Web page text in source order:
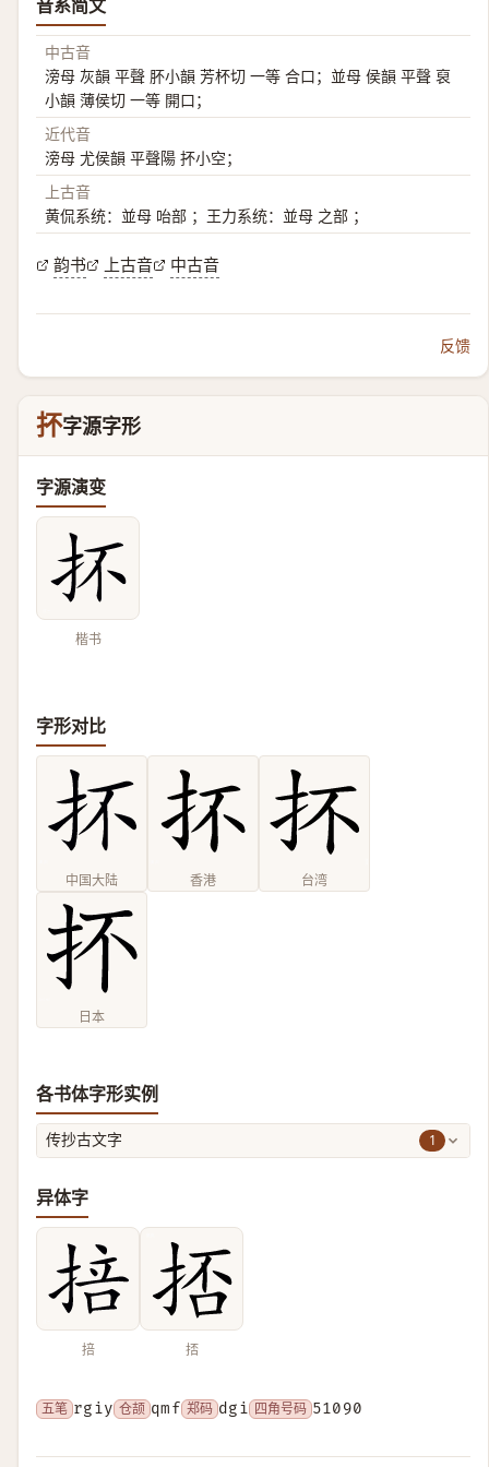
音系简文
中古音
滂母 灰韻 平聲 肧小韻 芳杯切 一等 合口；並母 侯韻 平聲 裒
小韻 薄侯切 一等 開口；
近代音
滂母 尤侯韻 平聲陽 抔小空；
上古音
黄侃系统：並母 咍部 ；王力系统：並母 之部 ；
韵书 上古音 中古音
反馈
抔字源字形
字源演变
楷书
字形对比
中国大陆 香港 台湾
日本
各书体字形实例
传抄古文字 1
异体字
掊 㧵
五笔 rgiy 仓颉 qmf 郑码 dgi 四角号码 51090